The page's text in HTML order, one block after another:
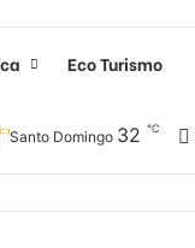
Eco Turismo
Santo Domingo 32 ℃